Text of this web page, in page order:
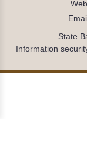
State
Information